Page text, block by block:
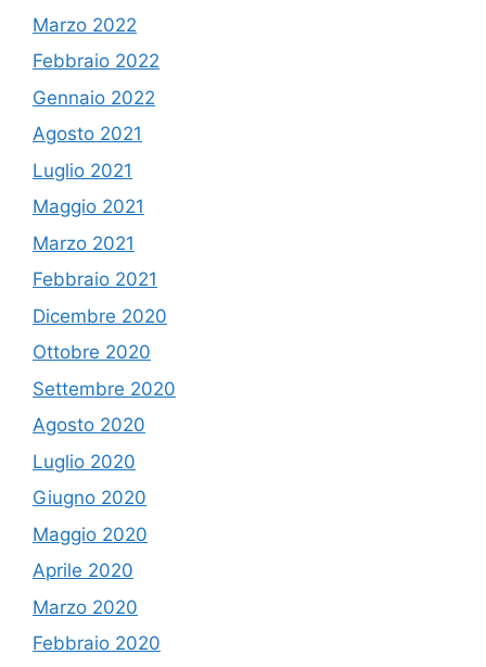
Marzo 2022
Febbraio 2022
Gennaio 2022
Agosto 2021
Luglio 2021
Maggio 2021
Marzo 2021
Febbraio 2021
Dicembre 2020
Ottobre 2020
Settembre 2020
Agosto 2020
Luglio 2020
Giugno 2020
Maggio 2020
Aprile 2020
Marzo 2020
Febbraio 2020